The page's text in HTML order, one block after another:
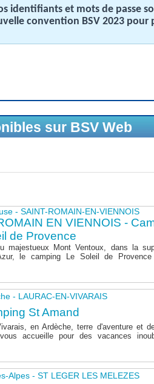
identifiants et mots de passe
convention BSV 2023 pour
sur BSV Web
- SAINT-ROMAIN-EN-VIENNOIS
EN VIENNOIS -
de Provence
majestueux Mont Ventoux, dans la
le camping Le Soleil de
- LAURAC-EN-VIVARAIS
St Amand
en Ardèche, terre d'aventure et
accueille pour des vacances
Alpes - ST LEGER LES MELEZES